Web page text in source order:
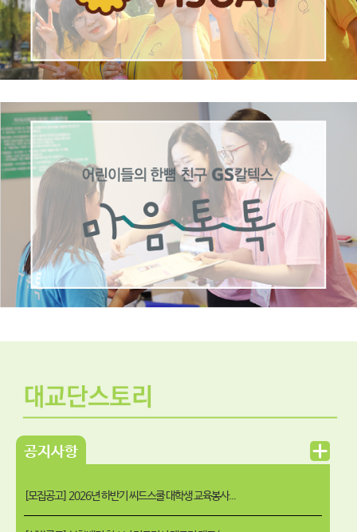
공지사항
[모집공고] 2026년 하반기 씨드스쿨 대학생 교육봉사...